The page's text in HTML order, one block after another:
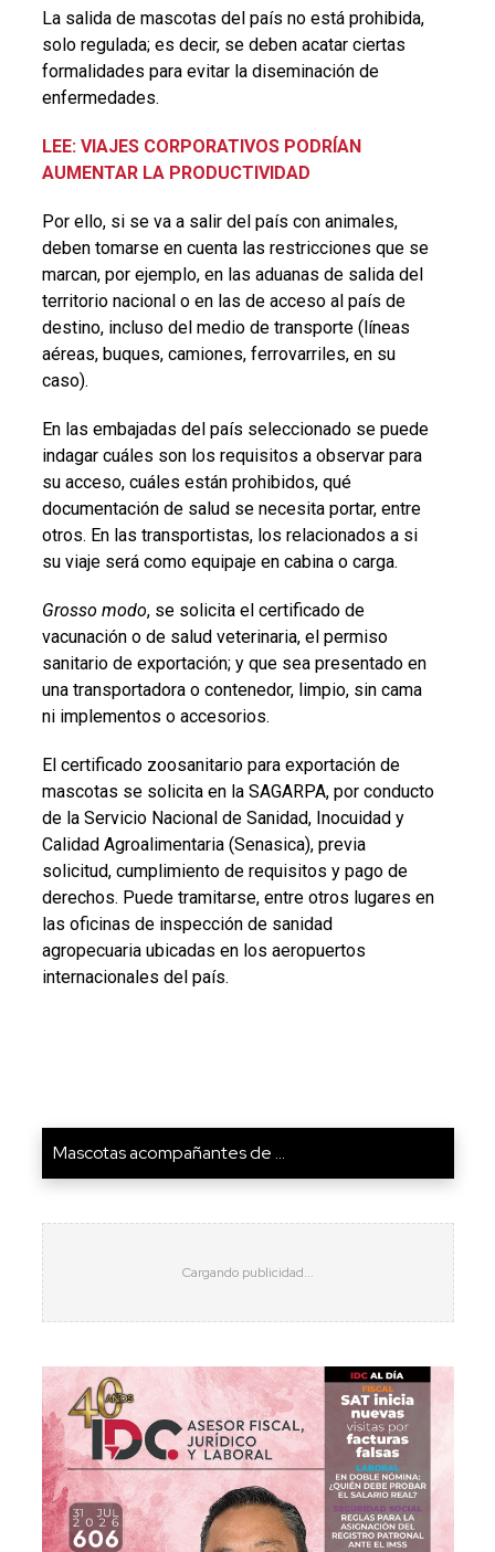
La salida de mascotas del país no está prohibida,
solo regulada; es decir, se deben acatar ciertas
formalidades para evitar la diseminación de
enfermedades.
LEE: VIAJES CORPORATIVOS PODRÍAN
AUMENTAR LA PRODUCTIVIDAD
Por ello, si se va a salir del país con animales,
deben tomarse en cuenta las restricciones que se
marcan, por ejemplo, en las aduanas de salida del
territorio nacional o en las de acceso al país de
destino, incluso del medio de transporte (líneas
aéreas, buques, camiones, ferrovarriles, en su
caso).
En las embajadas del país seleccionado se puede
indagar cuáles son los requisitos a observar para
su acceso, cuáles están prohibidos, qué
documentación de salud se necesita portar, entre
otros. En las transportistas, los relacionados a si
su viaje será como equipaje en cabina o carga.
Grosso modo, se solicita el certificado de
vacunación o de salud veterinaria, el permiso
sanitario de exportación; y que sea presentado en
una transportadora o contenedor, limpio, sin cama
ni implementos o accesorios.
El certificado zoosanitario para exportación de
mascotas se solicita en la SAGARPA, por conducto
de la Servicio Nacional de Sanidad, Inocuidad y
Calidad Agroalimentaria (Senasica), previa
solicitud, cumplimiento de requisitos y pago de
derechos. Puede tramitarse, entre otros lugares en
las oficinas de inspección de sanidad
agropecuaria ubicadas en los aeropuertos
internacionales del país.
Mascotas acompañantes de ...